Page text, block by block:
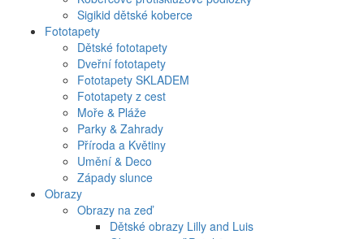
Sigikid dětské koberce
Fototapety
Dětské fototapety
Dveřní fototapety
Fototapety SKLADEM
Fototapety z cest
Moře & Pláže
Parky & Zahrady
Příroda a Květiny
Umění & Deco
Západy slunce
Obrazy
Obrazy na zeď
Dětské obrazy Lilly and Luis